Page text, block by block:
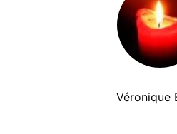
Véronique